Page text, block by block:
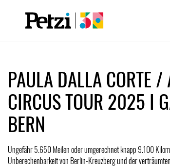
PAULA DALLA CORTE /
CIRCUS TOUR 2025 I
BERN
Ungefähr 5.650 Meilen oder umgerechnet knapp 9.100
Unberechenbarkeit von Berlin-Kreuzberg und der